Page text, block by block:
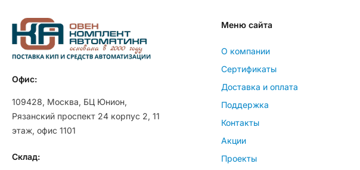
Офис:
109428, Москва, БЦ Юнион,
Рязанский проспект 24 корпус 2, 11
этаж, офис 1101
Склад:
Меню сайта
О компании
Сертификаты
Доставка и оплата
Поддержка
Контакты
Акции
Проекты